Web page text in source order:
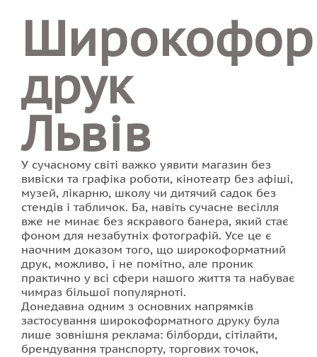
Друк наклейок
Друк візиток
Стенди для школи
Друк буклетів
Друк на плівці
Друк флаєрів
Друк календарів
Друк квитків
Фотодрук на плитці
друк
Львів
У сучасному світі важко уявити магазин без
вивіски та графіка роботи, кінотеатр без афіші,
музей, лікарню, школу чи дитячий садок без
стендів і табличок. Ба, навіть сучасне весілля
вже не минає без яскравого банера, який стає
фоном для незабутніх фотографій. Усе це є
наочним доказом того, що широкоформатний
друк, можливо, і не помітно, але проник
практично у всі сфери нашого життя та набуває
чимраз більшої популярноті.
Донедавна одним з основних напрямків
застосування широкоформатного друку була
лише зовнішня реклама: білборди, сітілайти,
брендування транспорту, торгових точок,